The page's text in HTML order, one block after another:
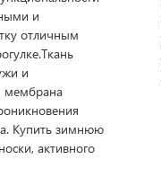
и
отличным
и
мембрана
Купить зимнюю
активного